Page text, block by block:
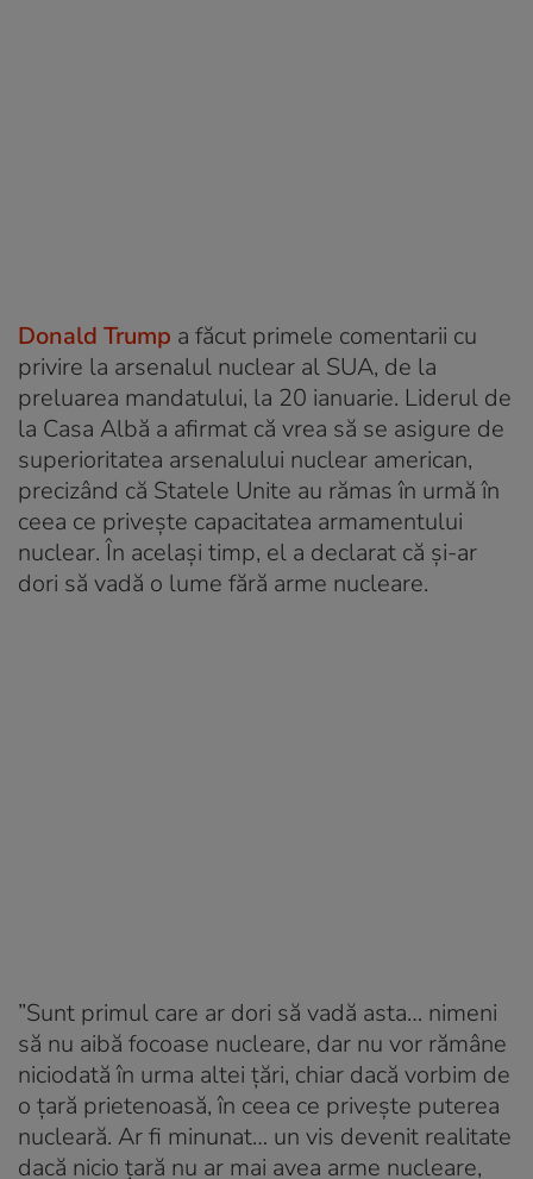
Donald Trump a făcut primele comentarii cu
privire la arsenalul nuclear al SUA, de la
preluarea mandatului, la 20 ianuarie. Liderul de
la Casa Albă a afirmat că vrea să se asigure de
superioritatea arsenalului nuclear american,
precizând că Statele Unite au rămas în urmă în
ceea ce priveşte capacitatea armamentului
nuclear. În același timp, el a declarat că și-ar
dori să vadă o lume fără arme nucleare.
”Sunt primul care ar dori să vadă asta… nimeni
să nu aibă focoase nucleare, dar nu vor rămâne
niciodată în urma altei ţări, chiar dacă vorbim de
o ţară prietenoasă, în ceea ce priveşte puterea
nucleară. Ar fi minunat… un vis devenit realitate
dacă nicio ţară nu ar mai avea arme nucleare,